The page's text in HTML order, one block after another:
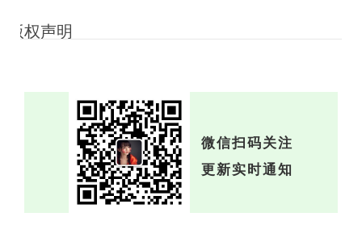
版权声明
微信扫码关注
更新实时通知